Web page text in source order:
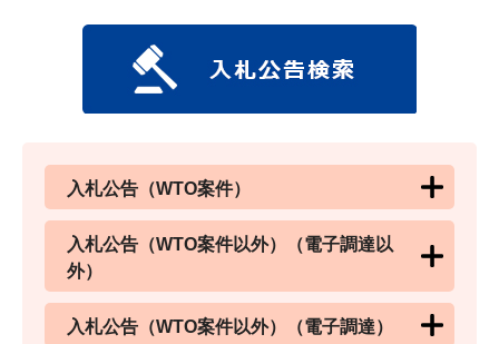
入札公告（WTO案件）
入札公告（WTO案件以外）（電子調達以
外）
入札公告（WTO案件以外）（電子調達）